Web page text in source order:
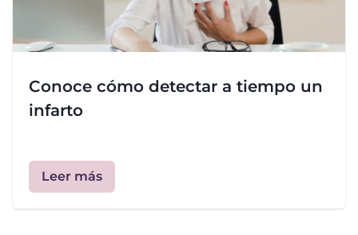
Conoce cómo detectar a tiempo un
infarto
Leer más